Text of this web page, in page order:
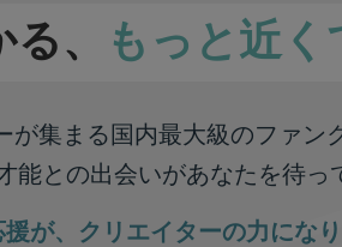
、 もっと近く
が集まる国内最大級のファン
能との出会いがあなたを待っ
が、 クリエイターの力になり